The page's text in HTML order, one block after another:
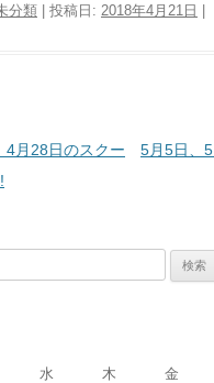
分類 | 投稿日: 2018年4月21日
4月28日のスクー
5月5日、
水 木 金